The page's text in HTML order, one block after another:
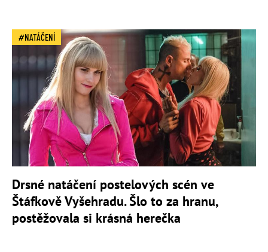
NATÁČENÍ
Drsné natáčení postelových scén ve
Štáfkově Vyšehradu. Šlo to za hranu,
postěžovala si krásná herečka